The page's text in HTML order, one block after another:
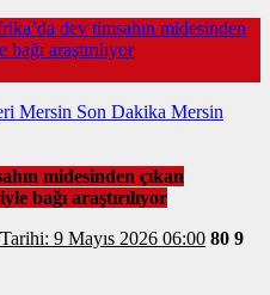
dev timsahın midesinden
araştırılıyor
Mersin Son Dakika Mersin
midesinden çıkan
bağı araştırılıyor
Yayınlanma Tarihi: 9 Mayıs 2026 06:00 80 9